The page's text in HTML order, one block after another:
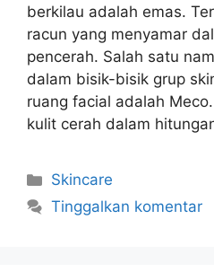
berkilau adalah emas.
racun yang menyamar
pencerah. Salah satu
dalam bisik-bisik grup
ruang facial adalah
kulit cerah dalam
Kategori
Skincare
Tinggalkan komentar